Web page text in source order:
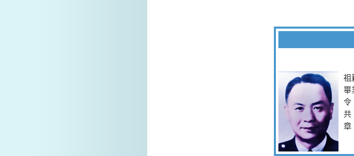
祖
畢
令
共
章